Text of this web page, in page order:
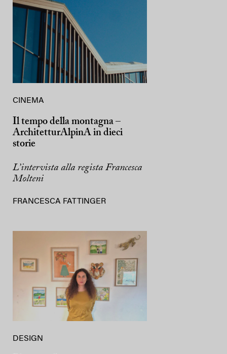
CINEMA
Il tempo della montagna –
ArchitetturAlpinA in dieci
storie
L’intervista alla regista Francesca
Molteni
FRANCESCA FATTINGER
DESIGN